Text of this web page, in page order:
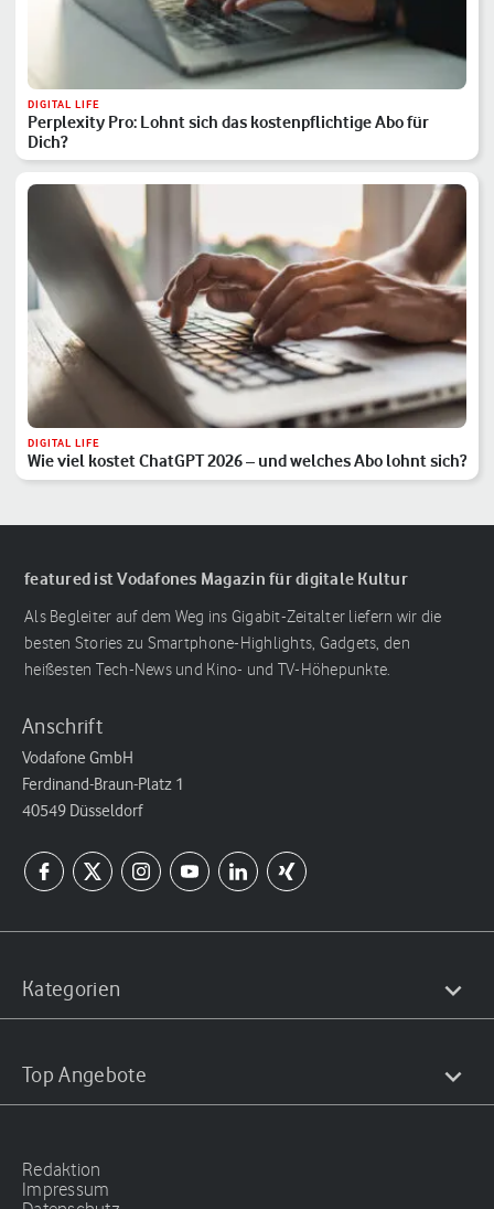
DIGITAL LIFE
Perplexity Pro: Lohnt sich das kostenpflichtige Abo für
Dich?
DIGITAL LIFE
Wie viel kostet ChatGPT 2026 – und welches Abo lohnt sich?
featured ist Vodafones Magazin für digitale Kultur
Als Begleiter auf dem Weg ins Gigabit-Zeitalter liefern wir die
besten Stories zu Smartphone-Highlights, Gadgets, den
heißesten Tech-News und Kino- und TV-Höhepunkte.
Anschrift
Vodafone GmbH
Ferdinand-Braun-Platz 1
40549 Düsseldorf
Kategorien
Top Angebote
Redaktion
Impressum